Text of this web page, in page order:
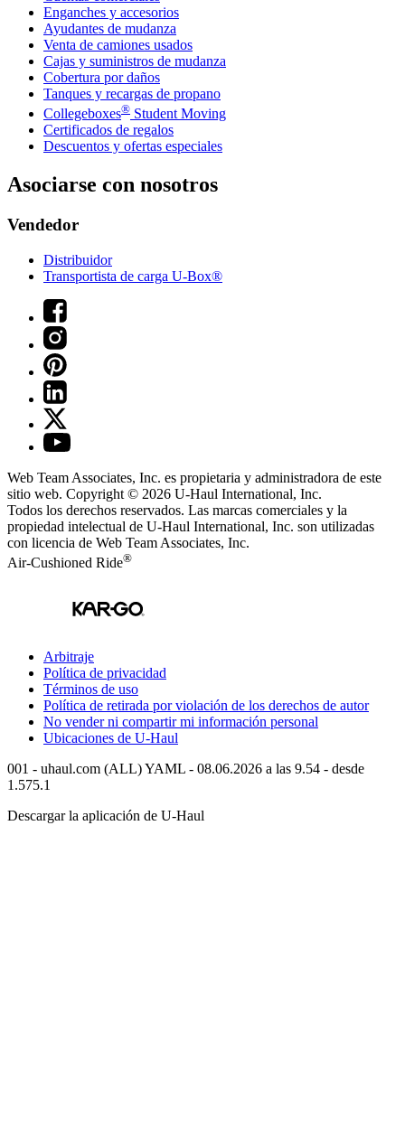
Enganches y accesorios
Ayudantes de mudanza
Venta de camiones usados
Cajas y suministros de mudanza
Cobertura por daños
Tanques y recargas de propano
Collegeboxes® Student Moving
Certificados de regalos
Descuentos y ofertas especiales
Asociarse con nosotros
Vendedor
Distribuidor
Transportista de carga U-Box®
Web Team Associates, Inc. es propietaria y administradora de este
sitio web. Copyright © 2026 U-Haul International, Inc.
Todos los derechos reservados. Las marcas comerciales y la
propiedad intelectual de U-Haul International, Inc. son utilizadas
con licencia de Web Team Associates, Inc.
Air-Cushioned Ride®
Arbitraje
Política de privacidad
Términos de uso
Política de retirada por violación de los derechos de autor
No vender ni compartir mi información personal
Ubicaciones de U-Haul
001 - uhaul.com (ALL) YAML - 08.06.2026 a las 9.54 - desde
1.575.1
Descargar la aplicación de U-Haul